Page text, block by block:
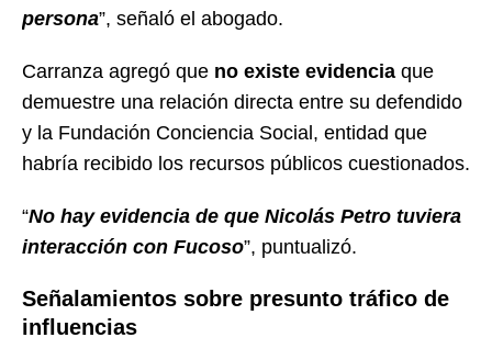
persona”, señaló el abogado.
Carranza agregó que no existe evidencia que
demuestre una relación directa entre su defendido
y la Fundación Conciencia Social, entidad que
habría recibido los recursos públicos cuestionados.
“No hay evidencia de que Nicolás Petro tuviera
interacción con Fucoso”, puntualizó.
Señalamientos sobre presunto tráfico de
influencias